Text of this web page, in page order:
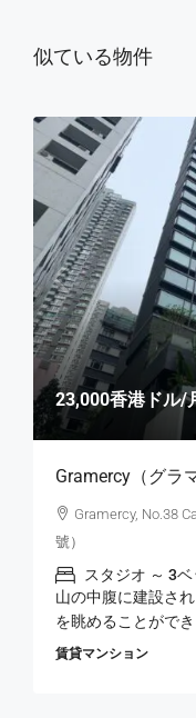
似ている物件
23,000香港ドル/
Gramercy（グラ
Gramercy, No.38
號）
スタジオ ～ 3
山の中腹に建設さ
を眺めることがで
賃貸マンション